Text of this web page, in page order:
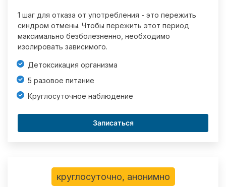
1 шаг для отказа от употребления - это пережить
синдром отмены. Чтобы пережить этот период
максимально безболезненно, необходимо
изолировать зависимого.
Детоксикация организма
5 разовое питание
Круглосуточное наблюдение
Записаться
круглосуточно, анонимно